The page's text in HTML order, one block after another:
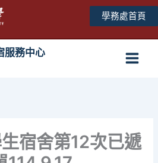
學務處首頁
服務中心
宿舍第12次已遞